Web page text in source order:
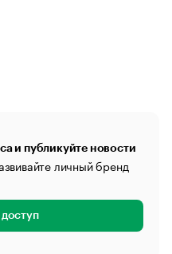
и публикуйте новости
личный бренд
доступ